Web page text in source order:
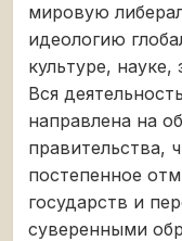
мировую
идеологию
культуре,
Вся
направлена на
правительства,
постепенное
государств и
суверенными